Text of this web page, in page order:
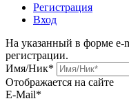
Регистрация
Вход
На указанный в форме e-
регистрации.
Имя/Ник*
Отображается на сайте
E-Mail*